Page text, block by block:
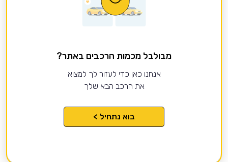
מבולבל מכמות הרכבים באתר?
אנחנו כאן כדי לעזור לך למצוא
את הרכב הבא שלך
בוא נתחיל >